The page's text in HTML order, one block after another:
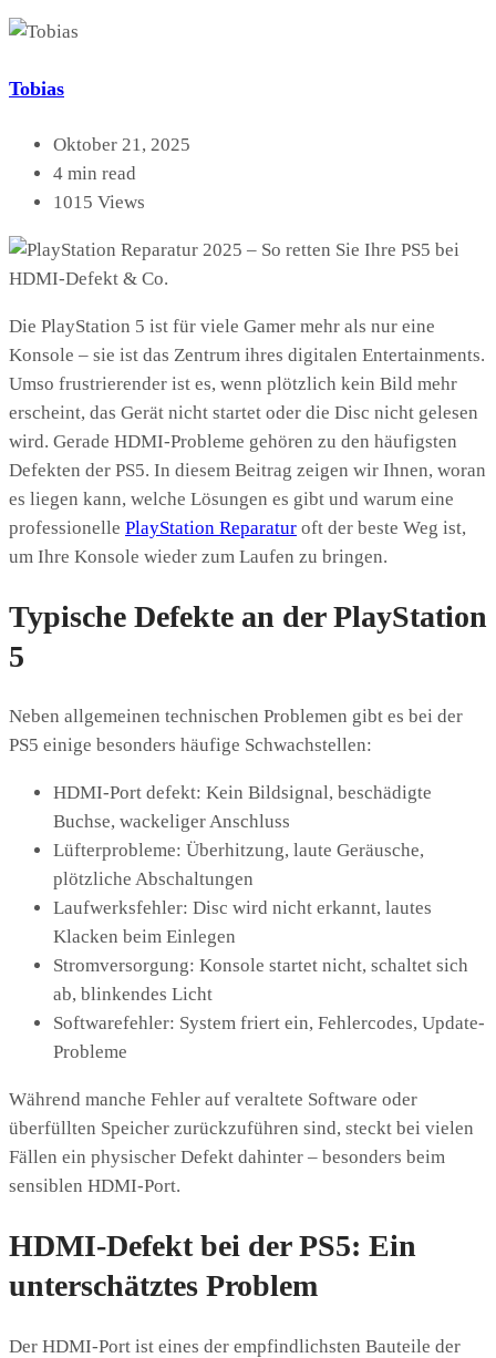
Tobias
Oktober 21, 2025
4 min read
1015 Views
Die PlayStation 5 ist für viele Gamer mehr als nur eine
Konsole – sie ist das Zentrum ihres digitalen Entertainments.
Umso frustrierender ist es, wenn plötzlich kein Bild mehr
erscheint, das Gerät nicht startet oder die Disc nicht gelesen
wird. Gerade HDMI-Probleme gehören zu den häufigsten
Defekten der PS5. In diesem Beitrag zeigen wir Ihnen, woran
es liegen kann, welche Lösungen es gibt und warum eine
professionelle PlayStation Reparatur oft der beste Weg ist,
um Ihre Konsole wieder zum Laufen zu bringen.
Typische Defekte an der PlayStation
5
Neben allgemeinen technischen Problemen gibt es bei der
PS5 einige besonders häufige Schwachstellen:
HDMI-Port defekt: Kein Bildsignal, beschädigte
Buchse, wackeliger Anschluss
Lüfterprobleme: Überhitzung, laute Geräusche,
plötzliche Abschaltungen
Laufwerksfehler: Disc wird nicht erkannt, lautes
Klacken beim Einlegen
Stromversorgung: Konsole startet nicht, schaltet sich
ab, blinkendes Licht
Softwarefehler: System friert ein, Fehlercodes, Update-
Probleme
Während manche Fehler auf veraltete Software oder
überfüllten Speicher zurückzuführen sind, steckt bei vielen
Fällen ein physischer Defekt dahinter – besonders beim
sensiblen HDMI-Port.
HDMI-Defekt bei der PS5: Ein
unterschätztes Problem
Der HDMI-Port ist eines der empfindlichsten Bauteile der